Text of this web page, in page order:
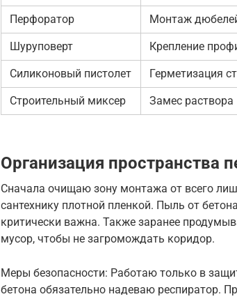
Перфоратор Монтаж
Шуруповерт Крепление
Силиконовый пистолет Герметизация
Строительный миксер Замес раствора
Организация пространства
Сначала очищаю зону монтажа от всего
сантехнику плотной пленкой. Пыль от
критически важна. Также заранее
мусор, чтобы не загромождать коридор.
Меры безопасности: Работаю только в
бетона обязательно надеваю респиратор.